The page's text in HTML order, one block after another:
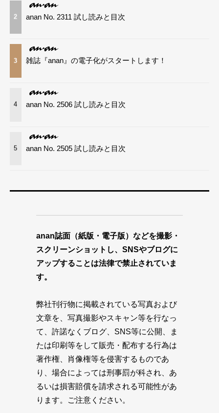
2 anan No. 2311 試し読みと目次
3 雑誌『anan』の電子化がスタートします！
4 anan No. 2506 試し読みと目次
5 anan No. 2505 試し読みと目次
anan誌面（紙版・電子版）などを撮影・
スクリーンショットし、SNSやブログに
アップすることは法律で禁止されていま
す。
弊社刊行物に掲載されている写真および
文章を、写真撮影やスキャン等を行なっ
て、許諾なくブログ、SNS等に公開、ま
たは印刷等をして販売・配布する行為は
著作権、肖像権等を侵害するものであ
り、場合によっては刑事罰が科され、あ
るいは損害賠償を請求される可能性があ
ります。ご注意ください。